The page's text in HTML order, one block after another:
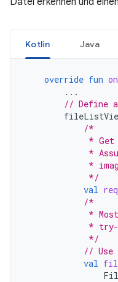
Kotlin Java
override fun
...
// Define
/*
* Get
*
*
             */
val
/*
*
*
             */
// Use
val